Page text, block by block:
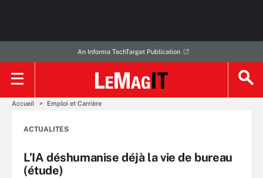
An Informa TechTarget Publication
Accueil Emploi et Carrière
ACTUALITES
L’IA déshumanise déjà la vie de bureau
(étude)